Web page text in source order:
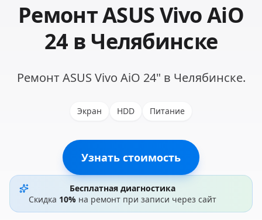
Ремонт ASUS Vivo AiO
24 в Челябинске
Ремонт ASUS Vivo AiO 24" в Челябинске.
Экран HDD Питание
Узнать стоимость
Бесплатная диагностика
Скидка 10% на ремонт при записи через сайт